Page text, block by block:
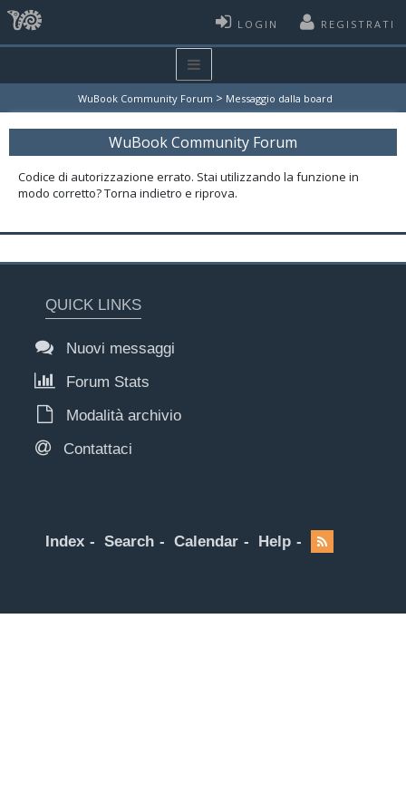
LOGIN REGISTRATI
WuBook Community Forum > Messaggio dalla board
WuBook Community Forum
Codice di autorizzazione errato. Stai utilizzando la funzione in
modo corretto? Torna indietro e riprova.
QUICK LINKS
Nuovi messaggi
Forum Stats
Modalità archivio
Contattaci
Index Search Calendar Help